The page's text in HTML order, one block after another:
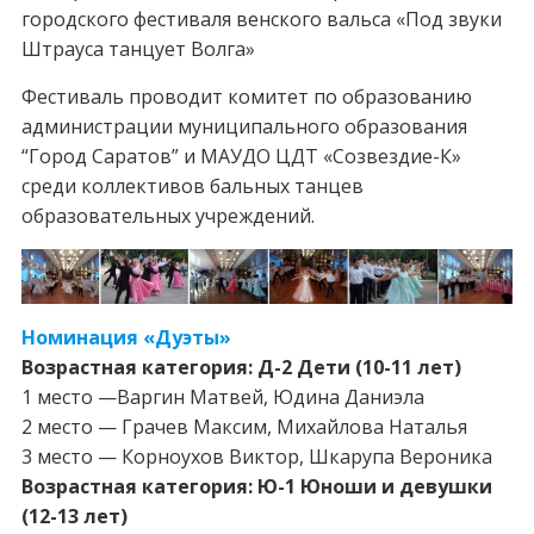
городского фестиваля венского вальса «Под звуки
Штрауса танцует Волга»
Фестиваль проводит комитет по образованию
администрации муниципального образования
“Город Саратов” и МАУДО ЦДТ «Созвездие-К»
среди коллективов бальных танцев
образовательных учреждений.
Номинация «Дуэты»
Возрастная категория: Д-2 Дети (10-11 лет)
1 место —Варгин Матвей, Юдина Даниэла
2 место — Грачев Максим, Михайлова Наталья
3 место — Корноухов Виктор, Шкарупа Вероника
Возрастная категория: Ю-1 Юноши и девушки
(12-13 лет)